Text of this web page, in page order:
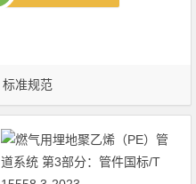
标准规范